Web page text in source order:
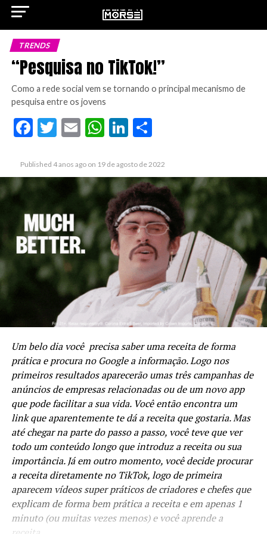
TRENDS
“Pesquisa no TikTok!”
Como a rede social vem se tornando o principal mecanismo de
pesquisa entre os jovens
Facebook
Twitter
EmailWhatsApp
LinkedIn
Share
Published 4 anos ago on 19 de agosto de 2022
Um belo dia você precisa saber uma receita de forma
prática e procura no Google a informação. Logo nos
primeiros resultados aparecerão umas três campanhas de
anúncios de empresas relacionadas ou de um novo app
que pode facilitar a sua vida. Você então encontra um
link que aparentemente te dá a receita que gostaria. Mas
até chegar na parte do passo a passo, você teve que ver
todo um conteúdo longo que introduz a receita ou sua
importância. Já em outro momento, você decide procurar
a receita diretamente no TikTok, logo de primeira
aparecem vídeos super práticos de criadores e chefes que
explicam de forma bem prática a receita e em apenas 1
minuto (ou muitas vezes menos) e você aprende a